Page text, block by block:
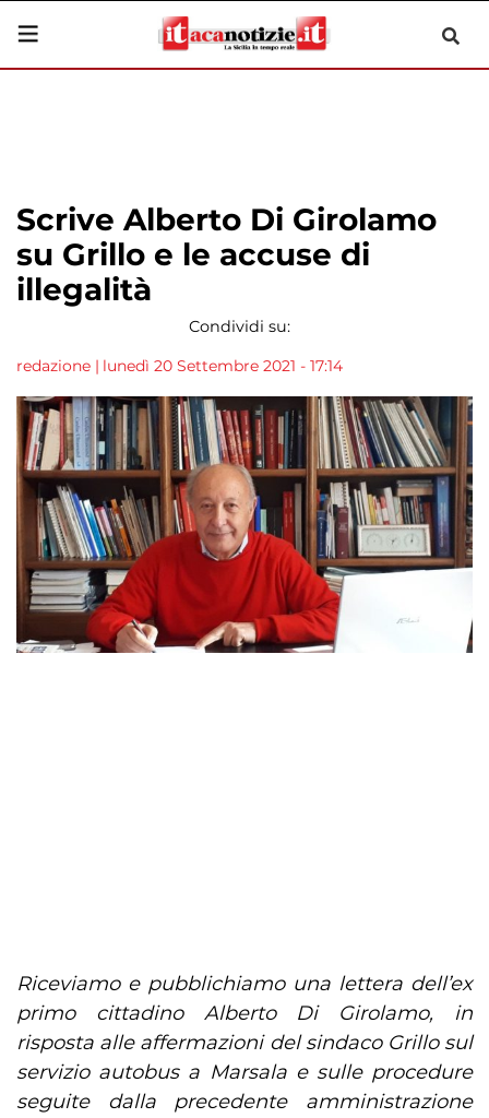
Scrive Alberto Di Girolamo
su Grillo e le accuse di
illegalità
Condividi su:
redazione | lunedì 20 Settembre 2021 - 17:14
Riceviamo e pubblichiamo una lettera dell’ex
primo cittadino Alberto Di Girolamo, in
risposta alle affermazioni del sindaco Grillo sul
servizio autobus a Marsala e sulle procedure
seguite dalla precedente amministrazione